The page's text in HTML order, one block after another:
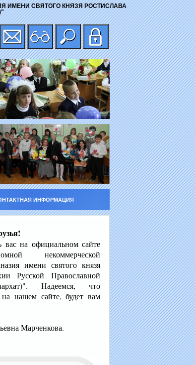
ИМЕНИ СВЯТОГО КНЯЗЯ РОСТИСЛАВА
ИНФОРМАЦИЯ
на официальном сайте
некоммерческой
имени святого князя
Русской Православной
Надеемся, что
нашем сайте, будет вам
Марченкова.